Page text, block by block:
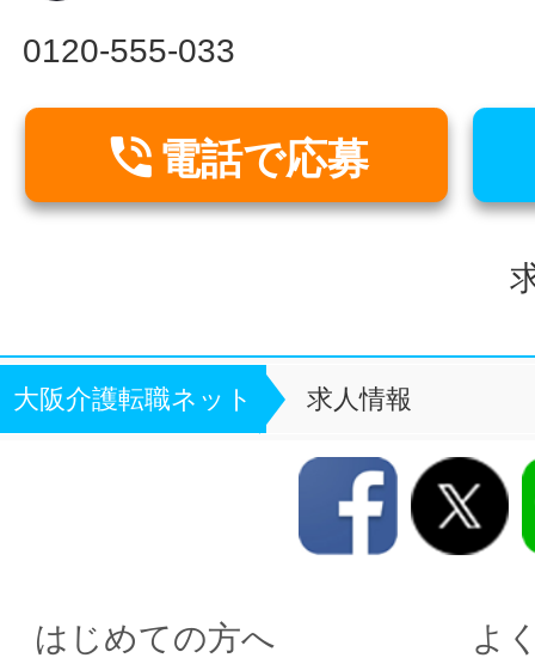
0120-555-033
 電話で応募
大阪介護転職ネット 求人情報
はじめての方へ よ